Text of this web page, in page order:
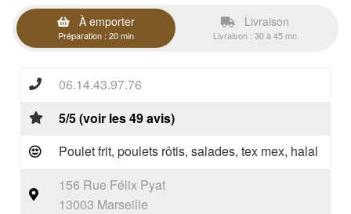
À emporter
Préparation : 20 min
Livraison
Livraison : 30 à 45 mn
06.14.43.97.76
5/5 (voir les 49 avis)
Poulet frit, poulets rôtis, salades, tex mex, halal
156 Rue Félix Pyat
13003 Marseille